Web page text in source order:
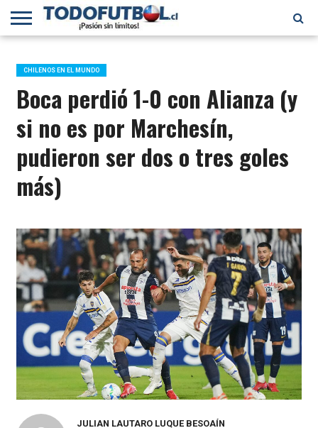
PRIMERA
B
SELECCIÓN
CHILENA
CHILENOS
EN EL
MUNDO
FÚTBOL
INTERNACIONAL
CHILENOS EN EL MUNDO
Boca perdió 1-0 con Alianza (y
si no es por Marchesín,
pudieron ser dos o tres goles
más)
JULIAN LAUTARO LUQUE BESOAÍN